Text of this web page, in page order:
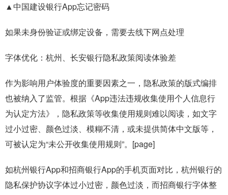
▲中国建设银行App忘记密码
如果未身份验证或绑定设备，需要去线下网点处理
字体优化：杭州、长安银行隐私政策阅读体验差
作为影响用户体验度的重要因素之一，隐私政策的版式编排
也被纳入了监管。根据《App违法违规收集使用个人信息行
为认定方法》，隐私政策等收集使用规则难以阅读，如文字
过小过密、颜色过淡、模糊不清，或未提供简体中文版等，
可被认定为“未公开收集使用规则”。[page]
如杭州银行App和招商银行App的手机页面对比，杭州银行的
隐私保护协议字体过小过密，颜色过淡，而招商银行字体整